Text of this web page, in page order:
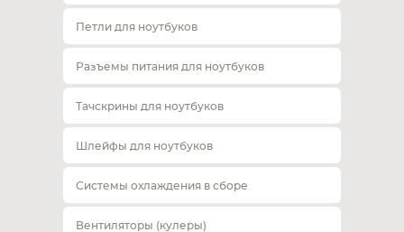
Петли для ноутбуков
Разъемы питания для ноутбуков
Тачскрины для ноутбуков
Шлейфы для ноутбуков
Системы охлаждения в сборе
Вентиляторы (кулеры)